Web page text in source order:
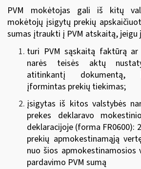
PVM mokėtojas gali iš kitų
mokėtojų įsigytų prekių
sumas įtraukti į PVM atskaitą, jeigu
turi PVM sąskaitą faktūrą
narės teisės aktų
atitinkantį dokumentą,
įformintas prekių tiekimas;
įsigytas iš kitos valstybės
prekes deklaravo
deklaracijoje (forma FR0600):
prekių apmokestinamąją
nuo šios apmokestinamosios
pardavimo PVM sumą